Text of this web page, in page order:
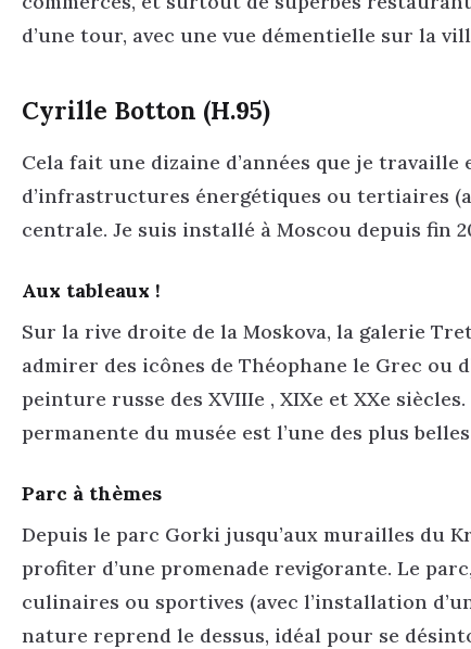
d’une tour, avec une vue démentielle sur la
Cyrille Botton (H.95)
Cela fait une dizaine d’années que je travaille
d’infrastructures énergétiques ou tertiaires
centrale. Je suis installé à Moscou depuis fin
Aux tableaux !
Sur la rive droite de la Moskova, la galerie
admirer des icônes de Théophane le Grec ou
peinture russe des XVIIIe , XIXe et XXe
permanente du musée est l’une des plus
Parc à thèmes
Depuis le parc Gorki jusqu’aux murailles du
profiter d’une promenade revigorante. Le
culinaires ou sportives (avec l’installation
nature reprend le dessus, idéal pour se